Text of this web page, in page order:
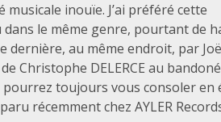
inouïe. J’ai préféré cette
le même genre, pourtant de
dernière, au même endroit, par
Christophe DELERCE au
pourrez toujours vous consoler
récemment chez AYLER